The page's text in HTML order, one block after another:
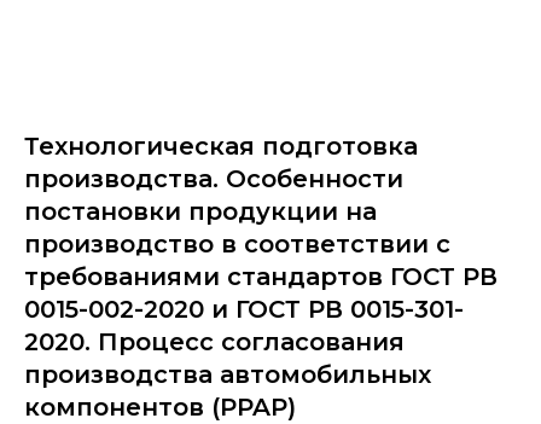
Технологическая подготовка
производства. Особенности
постановки продукции на
производство в соответствии с
требованиями стандартов ГОСТ РВ
0015-002-2020 и ГОСТ РВ 0015-301-
2020. Процесс согласования
производства автомобильных
компонентов (PPAP)